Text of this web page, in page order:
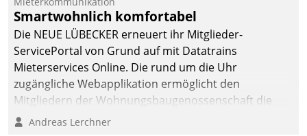
Smartwohnlich komfortabel
Die NEUE LÜBECKER erneuert ihr Mitglieder-
ServicePortal von Grund auf mit Datatrains
Mieterservices Online. Die rund um die Uhr
zugängliche Webapplikation ermöglicht den
Mitgliedern der Wohnungs­bau­genossenschaft die
Kontaktaufnahme per Smartphone, Tablet oder PC.
Andreas Lerchner